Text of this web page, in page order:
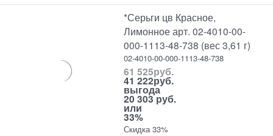
*Серьги цв Красное,
Лимонное арт. 02-4010-00-
000-1113-48-738 (вес 3,61 г)
02-4010-00-000-1113-48-738
61 525руб.
41 222руб.
выгода
20 303 руб.
или
33%
Скидка 33%